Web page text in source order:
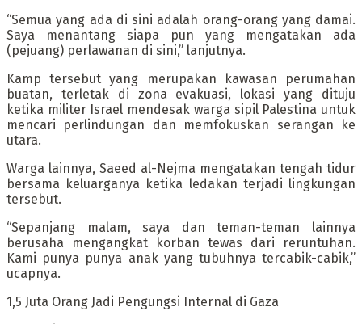
“Semua yang ada di sini adalah orang-orang yang damai.
Saya menantang siapa pun yang mengatakan ada
(pejuang) perlawanan di sini,” lanjutnya.
Kamp tersebut yang merupakan kawasan perumahan
buatan, terletak di zona evakuasi, lokasi yang dituju
ketika militer Israel mendesak warga sipil Palestina untuk
mencari perlindungan dan memfokuskan serangan ke
utara.
Warga lainnya, Saeed al-Nejma mengatakan tengah tidur
bersama keluarganya ketika ledakan terjadi lingkungan
tersebut.
“Sepanjang malam, saya dan teman-teman lainnya
berusaha mengangkat korban tewas dari reruntuhan.
Kami punya punya anak yang tubuhnya tercabik-cabik,”
ucapnya.
1,5 Juta Orang Jadi Pengungsi Internal di Gaza